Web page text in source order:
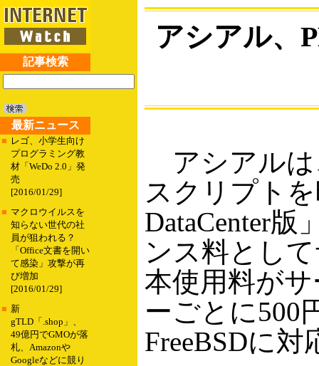
記事検索
最新ニュース
■ レゴ、小学生向け
プログラミング教
材「WeDo 2.0」発
売
[2016/01/29]
■ マクロウイルスを
知らない世代の社
員が狙われる？
「Office文書を開い
て感染」攻撃が再
び増加
[2016/01/29]
■ 新
gTLD「.shop」、
49億円でGMOが落
札、Amazonや
Googleなどに競り
アシアル、
アシアルは
スクリプトを
DataCenter
ンス料とし
本使用料が
ーごとに500
FreeBSDに対